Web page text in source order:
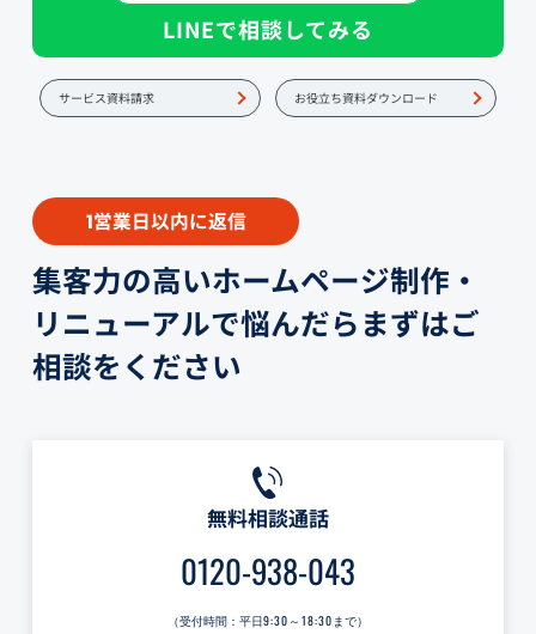
LINEで相談してみる
サービス資料請求 お役立ち資料ダウンロード
1営業日以内に返信
集客力の高いホームページ制作・
リニューアルで悩んだらまずはご
相談をください
無料相談通話
0120-938-043
（受付時間：平日9:30～18:30 まで）